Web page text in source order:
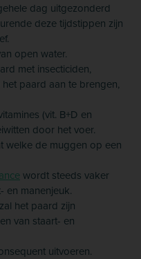
dag uitgezonderd
deze tijdstippen zijn
open water.
met insecticiden,
paard aan te brengen,
(vit. B+D en
door het voer.
welke de muggen op een
wordt steeds vaker
en manenjeuk.
het paard zijn
van staart- en
uitvoeren.